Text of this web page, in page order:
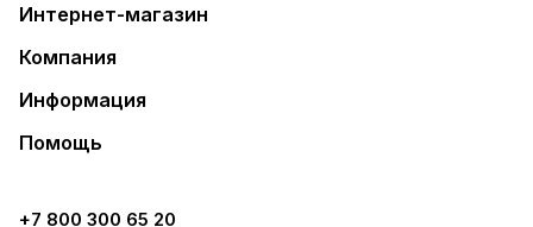
Интернет-магазин
Компания
Информация
Помощь
+7 800 300 65 20